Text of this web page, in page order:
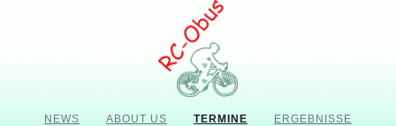
NEWS ABOUT US TERMINE ERGEBNISSE